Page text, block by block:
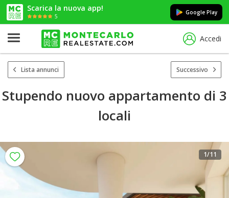
Scarica la nuova app!
5
Google Play
Accedi
Lista annunci Successivo
Stupendo nuovo appartamento di 3
locali
1/11